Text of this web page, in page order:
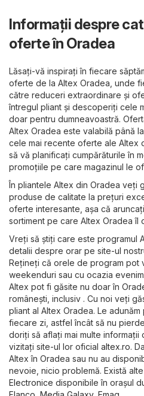
Informații despre
oferte în Oradea
Lăsați-vă inspirați în fiecare
oferte de la Altex Oradea, unde
către reduceri extraordinare și
întregul pliant și descoperiți cele
doar pentru dumneavoastră.
Altex Oradea este valabilă până
cele mai recente oferte ale Altex
să vă planificați cumpărăturile în
promoțiile pe care magazinul le
În pliantele Altex din Oradea veți
produse de calitate la prețuri
oferte interesante, așa că
sortiment pe care Altex Oradea îl
Vreți să știți care este programul
detalii despre orar pe site-ul
Rețineți că orele de program pot
weekenduri sau cu ocazia
Altex pot fi găsite nu doar în
românești, inclusiv . Cu noi veți
pliant al Altex Oradea. Le
fiecare zi, astfel încât să nu
doriți să aflați mai multe informații
vizitați site-ul lor oficial altex.ro.
Altex în Oradea sau nu au
nevoie, nicio problemă. Există
Electronice disponibile în orașul